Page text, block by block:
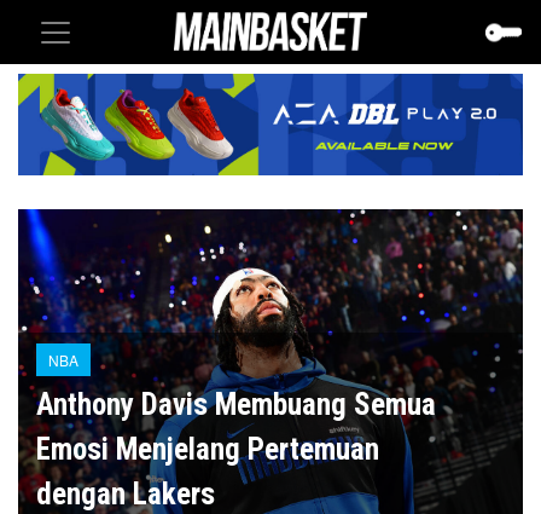
NBA
Anthony Davis Membuang Semua
Emosi Menjelang Pertemuan
dengan Lakers